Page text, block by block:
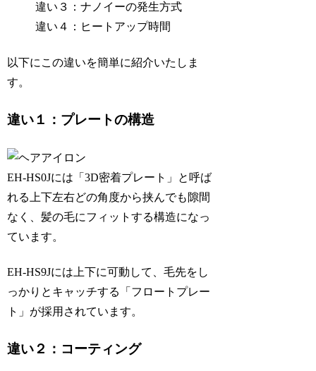
違い３：ナノイーの発生方式
違い４：ヒートアップ時間
以下にこの違いを簡単に紹介いたしま
す。
違い１：プレートの構造
EH-HS0Jには「3D密着プレート」と呼ば
れる上下左右どの角度から挟んでも隙間
なく、髪の毛にフィットする構造になっ
ています。
EH-HS9Jには上下に可動して、毛先をし
っかりとキャッチする「フロートプレー
ト」が採用されています。
違い２：コーティング